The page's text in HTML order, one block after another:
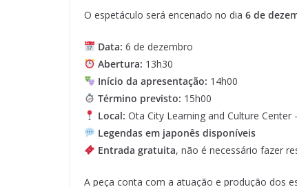
O espetáculo será encenado no dia 6 de
Data: 6 de dezembro
Abertura: 13h30
Início da apresentação: 14h00
Término previsto: 15h00
Local: Ota City Learning and Culture Center
Legendas em japonês disponíveis
Entrada gratuita, não é necessário fazer
A peça conta com a atuação e produção dos